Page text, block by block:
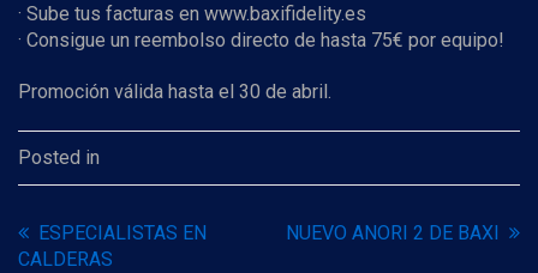
· Sube tus facturas en www.baxifidelity.es
· Consigue un reembolso directo de hasta 75€ por equipo!
Promoción válida hasta el 30 de abril.
Posted in
ESPECIALISTAS EN
CALDERAS
NUEVO ANORI 2 DE BAXI